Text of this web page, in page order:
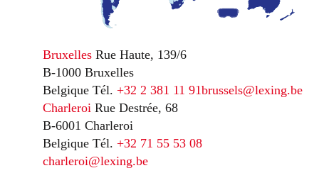
Bruxelles Rue Haute, 139/6
B-1000 Bruxelles
Belgique Tél. +32 2 381 11 91brussels@lexing.be
Charleroi Rue Destrée, 68
B-6001 Charleroi
Belgique Tél. +32 71 55 53 08
charleroi@lexing.be